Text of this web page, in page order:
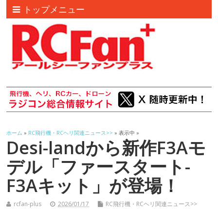
トップメニュー
ホーム » RC飛行機・RCヘリ関連ニュース>> » 表示中 »
Desi-landから新作F3Aモ
デル「ファースタート-
F3Aキット」が登場！
rcfan-plus 2026/01/17 RC飛行機・RCヘリ関連ニュース>>